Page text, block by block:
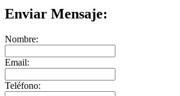
Enviar Mensaje:
Nombre:
Email:
Teléfono: